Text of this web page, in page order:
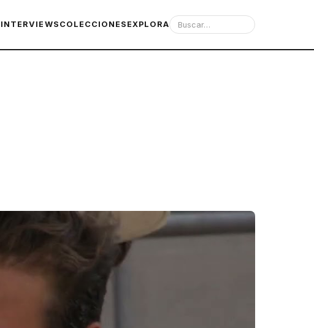
INTERVIEWS COLECCIONES EXPLORA